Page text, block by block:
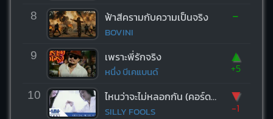
8 ฟ้าสีครามกับความเป็นจริง
BOVINI
-
9 เพราะพี่รักจริง
หนึ่ง บีเคแบนด์
▲
+5
10 ไหนว่าจะไม่หลอกกัน (คอร์ด ง่ายๆ)
SILLY FOOLS
▼
-1